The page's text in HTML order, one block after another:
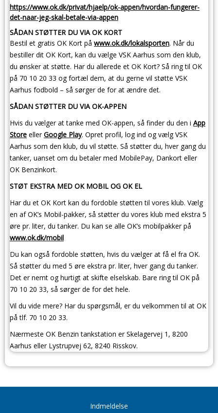
https://www.ok.dk/privat/hjaelp/ok-appen/hvordan-fungerer-
det-naar-jeg-skal-betale-via-appen
SÅDAN STØTTER DU VIA OK KORT
Bestil et gratis OK Kort på www.ok.dk/lokalsporten. Når du
bestiller dit OK Kort, kan du vælge VSK Aarhus som den klub,
du ønsker at støtte. Har du allerede et OK Kort? Så ring til OK
på 70 10 20 33 og fortæl dem, at du gerne vil støtte VSK
Aarhus fodbold – så sørger de for at ændre det.
SÅDAN STØTTER DU VIA OK-APPEN
Hvis du vælger at tanke med OK-appen, så finder du den i App
Store ellerGoogle Play. Opret profil, log ind og vælg VSK
Aarhus som den klub, du vil støtte. Så støtter du, hver gang du
tanker, uanset om du betaler med MobilePay, Dankort eller
OK Benzinkort.
STØT EKSTRA MED OK MOBIL OG OK EL
Har du et OK Kort kan du fordoble støtten til vores klub. Vælg
en af OK’s Mobil-pakker, så støtter du vores klub med ekstra 5
øre pr. liter, du tanker. Du kan se alle OK’s mobilpakker på
www.ok.dk/mobil
Du kan også fordoble støtten, hvis du vælger at få el fra OK.
Så støtter du med 5 øre ekstra pr. liter, hver gang du tanker.
Det er nemt og hurtigt at skifte elselskab. Bare ring til OK på
70 10 20 33, så sørger de for det hele.
Vil du vide mere? Har du spørgsmål, er du velkommen til at OK
på tlf. 70 10 20 33.
Nærmeste OK Benzin tankstation er Skelagervej 1, 8200
Aarhus eller Lystrupvej 62, 8240 Risskov.
Indmeldelse